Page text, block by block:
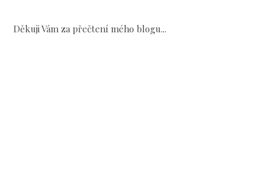
Děkuji Vám za přečtení mého blogu...